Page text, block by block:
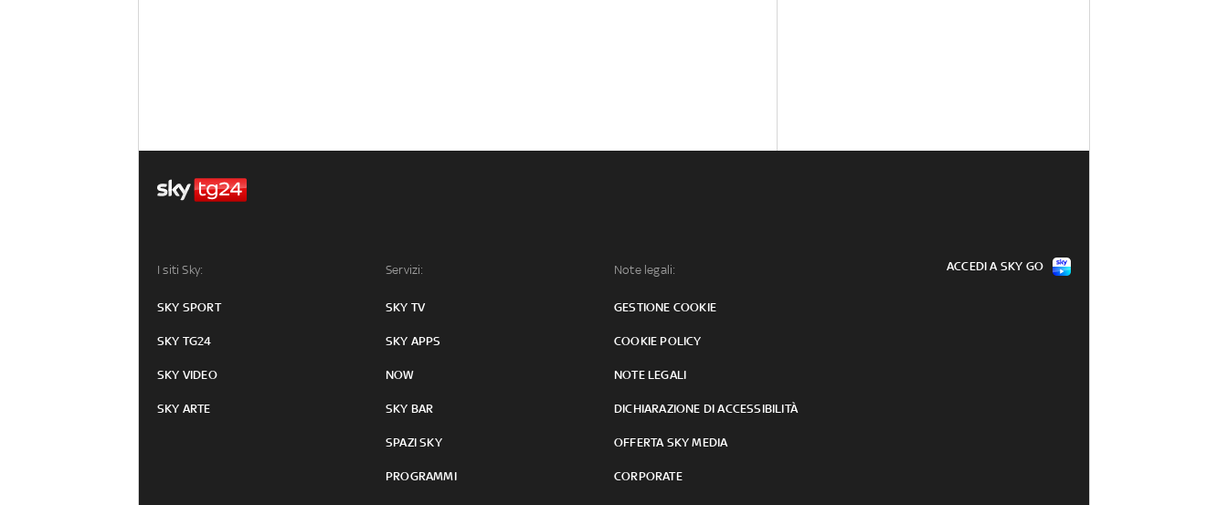
I siti Sky:
SKY SPORT
SKY TG24
SKY VIDEO
SKY ARTE
Servizi:
SKY TV
SKY APPS
NOW
SKY BAR
SPAZI SKY
PROGRAMMI
Note legali:
GESTIONE COOKIE
COOKIE POLICY
NOTE LEGALI
DICHIARAZIONE DI ACCESSIBILITÀ
OFFERTA SKY MEDIA
CORPORATE
ACCEDI A SKY GO